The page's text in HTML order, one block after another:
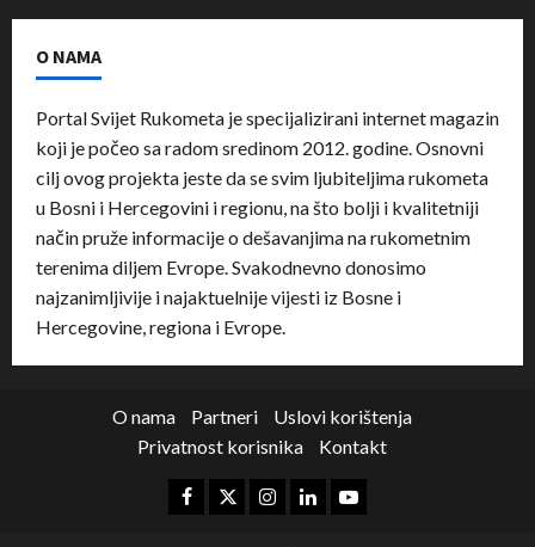
O NAMA
Portal Svijet Rukometa je specijalizirani internet magazin
koji je počeo sa radom sredinom 2012. godine. Osnovni
cilj ovog projekta jeste da se svim ljubiteljima rukometa
u Bosni i Hercegovini i regionu, na što bolji i kvalitetniji
način pruže informacije o dešavanjima na rukometnim
terenima diljem Evrope. Svakodnevno donosimo
najzanimljivije i najaktuelnije vijesti iz Bosne i
Hercegovine, regiona i Evrope.
O nama Partneri
Uslovi korištenja
Privatnost korisnika
Kontakt